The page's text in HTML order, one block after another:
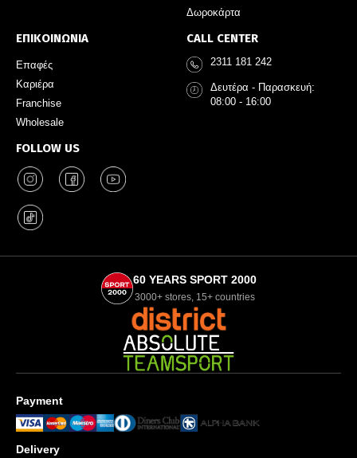
Δωροκάρτα
ΕΠΙΚΟΙΝΩΝΙΑ
Επαφές
Καριέρα
Franchise
Wholesale
FOLLOW US
CALL CENTER
2311 181 242
Δευτέρα - Παρασκευή:
08:00 - 16:00
60 YEARS SPORT 2000
3000+ stores, 15+ countries
Payment
Delivery